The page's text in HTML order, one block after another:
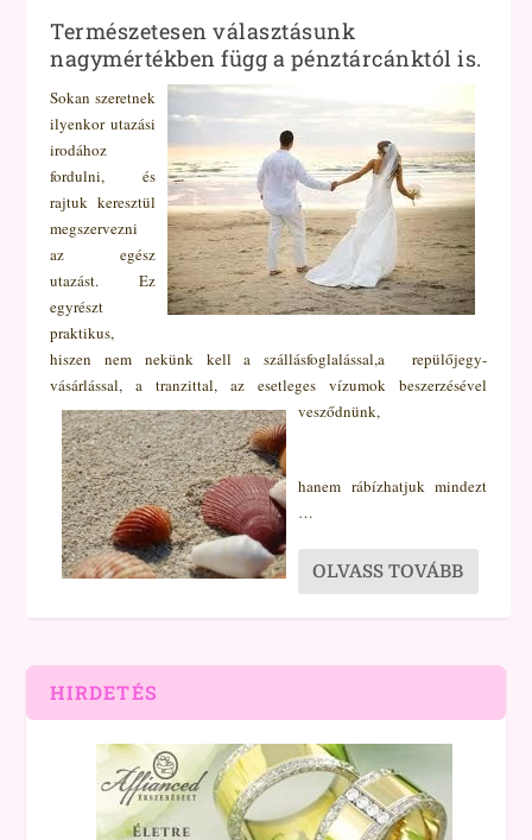
Természetesen választásunk
nagymértékben függ a pénztárcánktól is.
Sokan szeretnek
ilyenkor utazási
irodához
fordulni, és
rajtuk keresztül
megszervezni
az egész
utazást. Ez
egyrészt
praktikus,
hiszen nem nekünk kell a szállásfoglalással,a repülőjegy-
vásárlással, a tranzittal, az esetleges vízumok beszerzésével
vesződnünk,
hanem rábízhatjuk mindezt
…
OLVASS TOVÁBB
HIRDETÉS